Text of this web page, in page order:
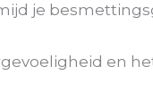
je
en